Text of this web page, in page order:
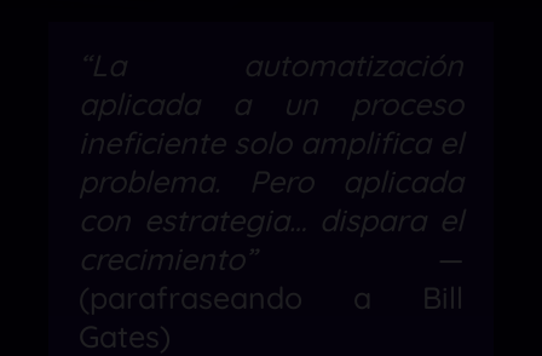
“La automatización
aplicada a un proceso
ineficiente solo amplifica el
problema. Pero aplicada
con estrategia… dispara el
crecimiento”—
(parafraseando a Bill
Gates)